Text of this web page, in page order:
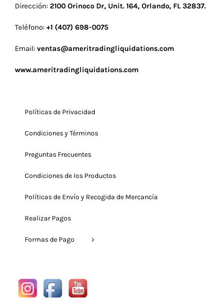
Dirección: 2100 Orinoco Dr, Unit. 164, Orlando, FL 32837.
Teléfono: +1 (407) 698-0075
Email: ventas@ameritradingliquidations.com
www.ameritradingliquidations.com
Políticas de Privacidad
Condiciones y Términos
Preguntas Frecuentes
Condiciones de los Productos
Políticas de Envío y Recogida de Mercancía
Realizar Pagos
Formas de Pago